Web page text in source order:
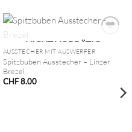
NICHT VORRÄTIG
AUSSTECHER MIT AUSWERFER
Spitzbuben Ausstecher – Linzer
Brezel
CHF8.00